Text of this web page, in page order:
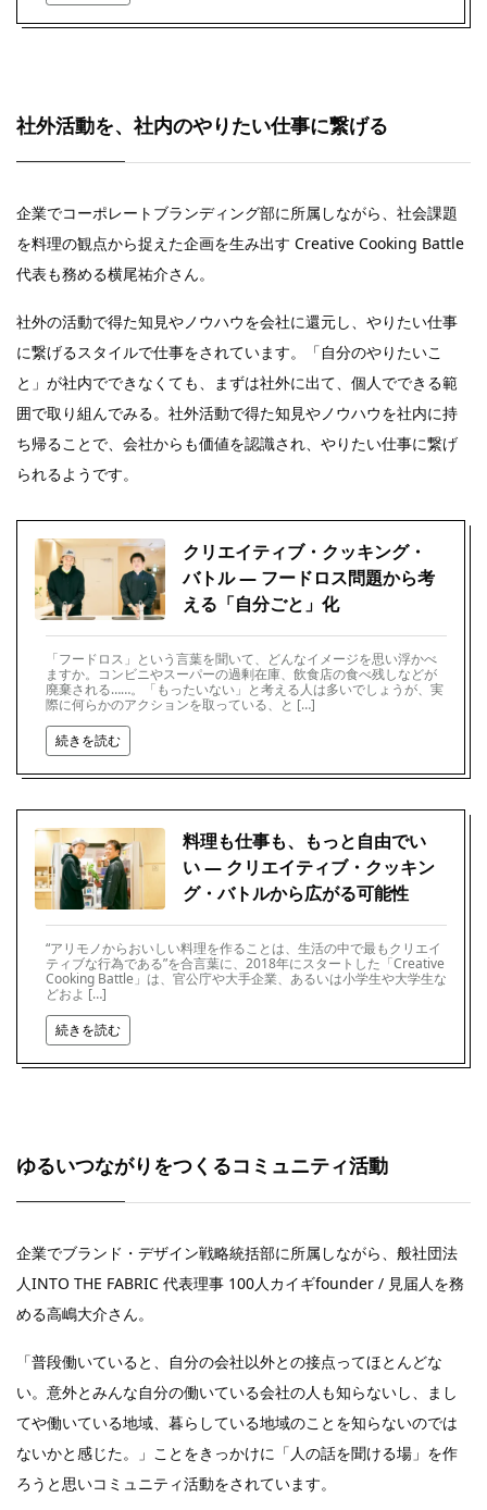
社外活動を、社内のやりたい仕事に繋げる
企業でコーポレートブランディング部に所属しながら、社会課題
を料理の観点から捉えた企画を生み出す Creative Cooking Battle
代表も務める横尾祐介さん。
社外の活動で得た知見やノウハウを会社に還元し、やりたい仕事
に繋げるスタイルで仕事をされています。「自分のやりたいこ
と」が社内でできなくても、まずは社外に出て、個人でできる範
囲で取り組んでみる。社外活動で得た知見やノウハウを社内に持
ち帰ることで、会社からも価値を認識され、やりたい仕事に繋げ
られるようです。
クリエイティブ・クッキング・
バトル — フードロス問題から考
える「自分ごと」化
「フードロス」という言葉を聞いて、どんなイメージを思い浮かべ
ますか。コンビニやスーパーの過剰在庫、飲食店の食べ残しなどが
廃棄される……。「もったいない」と考える人は多いでしょうが、実
際に何らかのアクションを取っている、と […]
続きを読む
料理も仕事も、もっと自由でい
い — クリエイティブ・クッキン
グ・バトルから広がる可能性
“アリモノからおいしい料理を作ることは、生活の中で最もクリエイ
ティブな行為である”を合言葉に、2018年にスタートした「Creative
Cooking Battle」は、官公庁や大手企業、あるいは小学生や大学生な
どおよ […]
続きを読む
ゆるいつながりをつくるコミュニティ活動
企業でブランド・デザイン戦略統括部に所属しながら、般社団法
人INTO THE FABRIC 代表理事 100人カイギfounder / 見届人を務
める高嶋大介さん。
「普段働いていると、自分の会社以外との接点ってほとんどな
い。意外とみんな自分の働いている会社の人も知らないし、まし
てや働いている地域、暮らしている地域のことを知らないのでは
ないかと感じた。」ことをきっかけに「人の話を聞ける場」を作
ろうと思いコミュニティ活動をされています。